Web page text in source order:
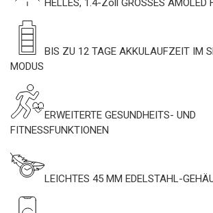
HELLES, 1.4-Zoll GROSSES AMOLED
BIS ZU 12 TAGE AKKULAUFZEIT IM
MODUS
ERWEITERTE GESUNDHEITS- UND
FITNESSFUNKTIONEN
LEICHTES 45 MM EDELSTAHL-